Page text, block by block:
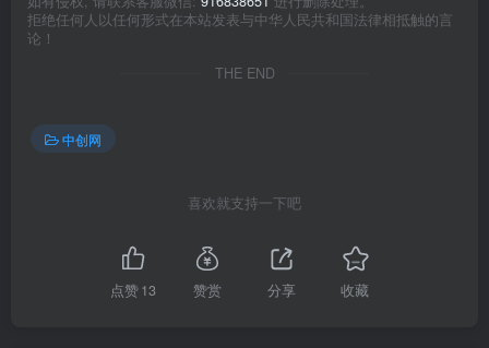
拒绝任何人以任何形式在本站发表与中华人民共和国法律相抵触的言
论！
THE END
中创网
喜欢就支持一下吧
点赞13 赞赏 分享 收藏